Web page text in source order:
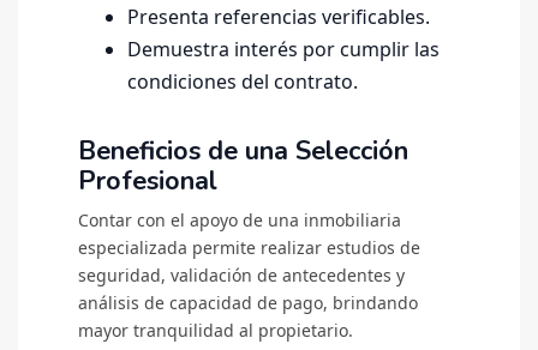
Presenta referencias verificables.
Demuestra interés por cumplir las
condiciones del contrato.
Beneficios de una Selección
Profesional
Contar con el apoyo de una inmobiliaria
especializada permite realizar estudios de
seguridad, validación de antecedentes y
análisis de capacidad de pago, brindando
mayor tranquilidad al propietario.